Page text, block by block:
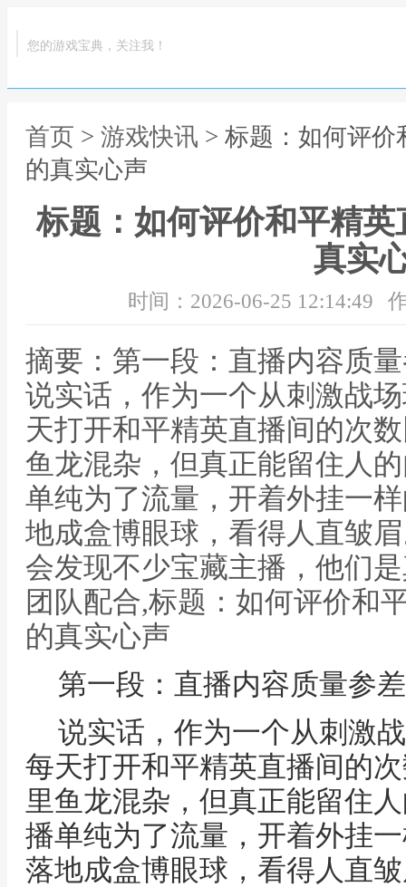
您的游戏宝典，关注我！
首页 > 游戏快讯 > 标题：如何评
的真实心声
标题：如何评价和平精
真实
时间：2026-06-25 12:14:49
摘要：第一段：直播内容质
说实话，作为一个从刺激战
天打开和平精英直播间的次
鱼龙混杂，但真正能留住人
单纯为了流量，开着外挂一
地成盒博眼球，看得人直皱
会发现不少宝藏主播，他们
团队配合,标题：如何评价和
的真实心声
第一段：直播内容质量参
说实话，作为一个从刺激
每天打开和平精英直播间的
里鱼龙混杂，但真正能留住
播单纯为了流量，开着外挂
落地成盒博眼球，看得人直